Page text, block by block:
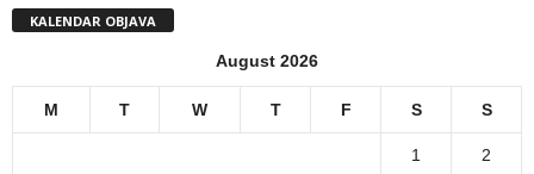
KALENDAR OBJAVA
August 2026
M T W T F S S
1 2